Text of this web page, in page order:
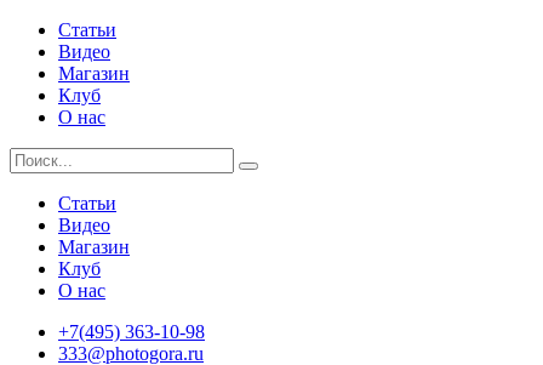
Статьи
Видео
Магазин
Клуб
О нас
Статьи
Видео
Магазин
Клуб
О нас
+7(495) 363-10-98
333@photogora.ru